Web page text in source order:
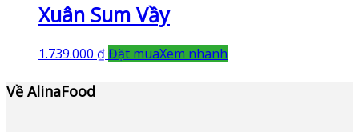
Xuân Sum Vầy
1.739.000 ₫Đặt muaXem nhanh
Về AlinaFood